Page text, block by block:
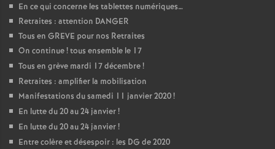
En ce qui concerne les tablettes numériques…
Retraites : attention DANGER
Tous en GREVE pour nos Retraites
On continue! tous ensemble le 17
Tous en grève mardi 17 décembre!
Retraites : amplifier la mobilisation
Manifestations du samedi 11 janvier 2020!
En lutte du 20 au 24 janvier!
En lutte du 20 au 24 janvier!
Entre colère et désespoir : les DG de 2020